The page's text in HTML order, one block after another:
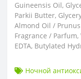
Guineensis Oil,
Parkii Butter,
Almond Oil /
Fragrance /
EDTA, Butylated
Ночной